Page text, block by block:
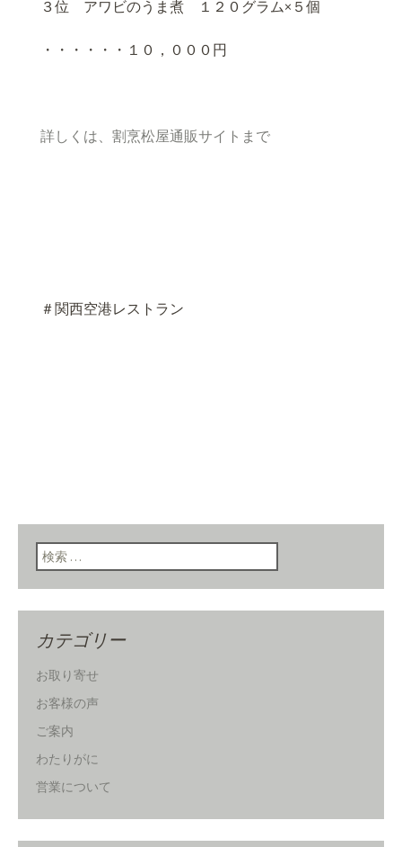
３位 アワビのうま煮 １２０グラム×５個
・・・・・・１０，０００円
詳しくは、割烹松屋通販サイトまで
＃関西空港レストラン
検索:
カテゴリー
お取り寄せ
お客様の声
ご案内
わたりがに
営業について